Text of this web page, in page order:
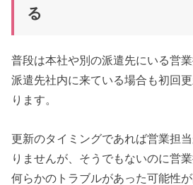
る
普段は本社や別の派遣先にいる営
派遣先社内に来ている場合も初回
ります。
更新のタイミングであれば営業担
りませんが、そうでもないのに営
何らかのトラブルがあった可能性が